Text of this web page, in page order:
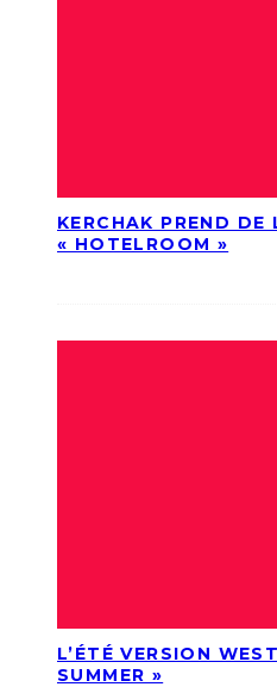
KERCHAK PREND DE
« HOTELROOM »
L’ÉTÉ VERSION
SUMMER »